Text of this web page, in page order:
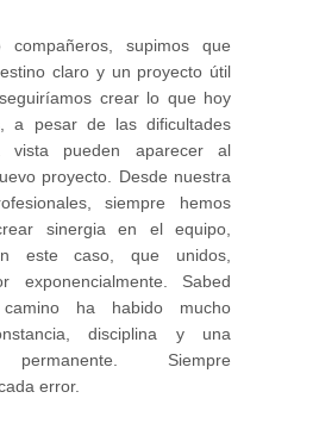
compañeros, supimos que
claro y un proyecto útil
crear lo que hoy
a pesar de las dificultades
vista pueden aparecer al
proyecto. Desde nuestra
siempre hemos
sinergia en el equipo,
este caso, que unidos,
exponencialmente. Sabed
ha habido mucho
disciplina y una
permanente. Siempre
error.